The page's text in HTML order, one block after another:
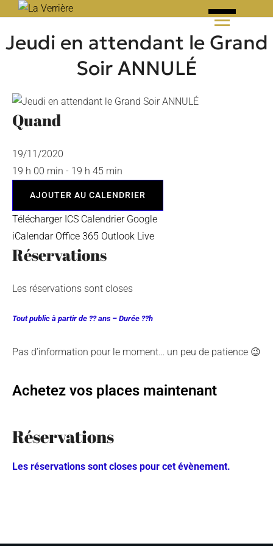
content
Jeudi en attendant le Grand
Soir ANNULÉ
Quand
19/11/2020
19 h 00 min - 19 h 45 min
AJOUTER AU CALENDRIER
Télécharger ICS Calendrier Google
iCalendar Office 365 Outlook Live
Réservations
Les réservations sont closes
Tout public à partir de ?? ans – Durée ??h
Pas d’information pour le moment… un peu de patience 😉
Achetez vos places maintenant
Réservations
Les réservations sont closes pour cet évènement.